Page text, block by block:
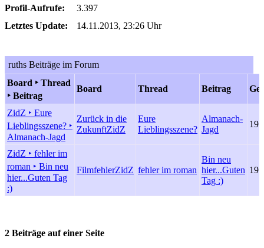
Profil-Aufrufe:
3.397
Letztes Update:
14.11.2013, 23:26 Uhr
ruths Beiträge im Forum
Board ‣ Thread
‣ Beitrag
Board Thread Beitrag
ZidZ ‣ Eure
Lieblingsszene? ‣
Almanach-Jagd
Zurück in die
ZukunftZidZ
Eure
Lieblingsszene?
Almanach-
Jagd
ZidZ ‣ fehler im
roman ‣ Bin neu
hier...Guten Tag
:)
FilmfehlerZidZ fehler im roman
Bin neu
hier...Guten
Tag :)
2 Beiträge auf einer Seite